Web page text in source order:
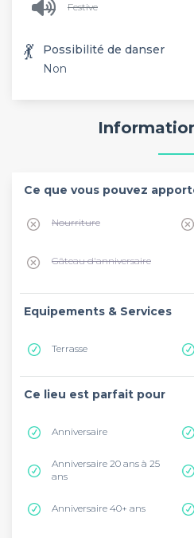
Festive
💃
Possibilité de danser
Non
Ce que vous pouvez
Nourriture
Gâteau d'anniversaire
Equipements & Services
Terrasse
Ce lieu est parfait pour
Anniversaire
Anniversaire 20 ans à 25
ans
Anniversaire 40+ ans